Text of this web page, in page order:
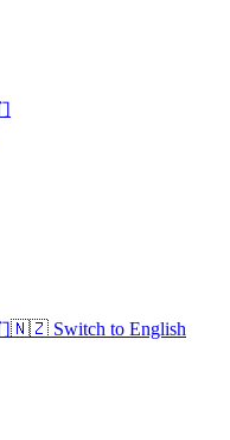
🇳🇿 Switch to English